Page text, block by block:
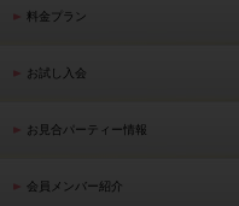
料金プラン
お試し入会
お見合パーティー情報
会員メンバー紹介